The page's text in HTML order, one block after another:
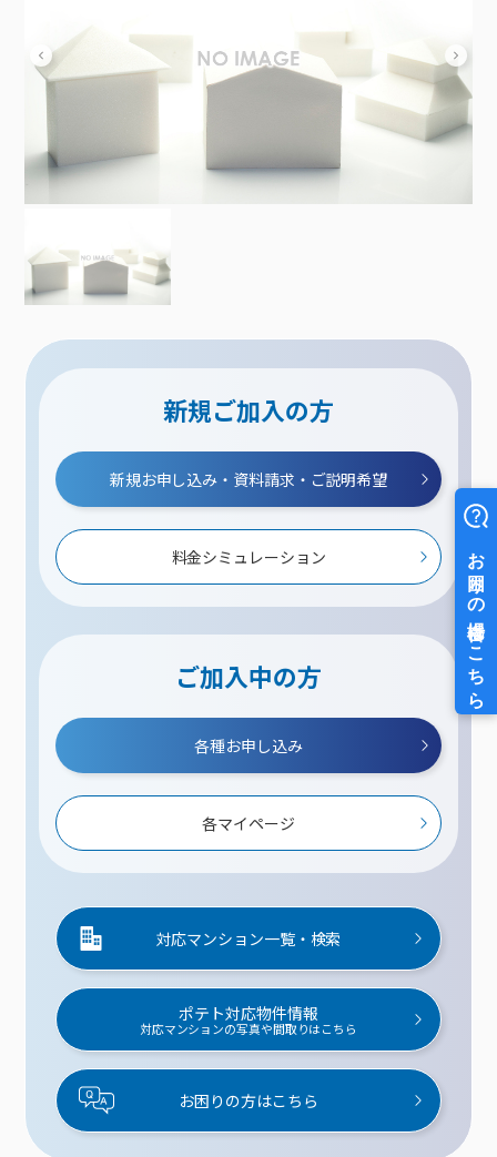
新規ご加入の方
新規お申し込み・資料請求・ご説明希望
料金シミュレーション
ご加入中の方
各種お申し込み
各マイページ
対応マンション一覧・検索
ポテト対応物件情報
対応マンションの写真や間取りはこちら
お困りの方はこちら